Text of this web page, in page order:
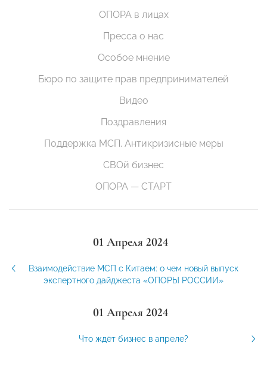
ОПОРА в лицах
Пресса о нас
Особое мнение
Бюро по защите прав предпринимателей
Видео
Поздравления
Поддержка МСП. Антикризисные меры
СВОй бизнес
ОПОРА — СТАРТ
01 Апреля 2024
Взаимодействие МСП с Китаем: о чем новый выпуск
экспертного дайджеста «ОПОРЫ РОССИИ»
01 Апреля 2024
Что ждёт бизнес в апреле?